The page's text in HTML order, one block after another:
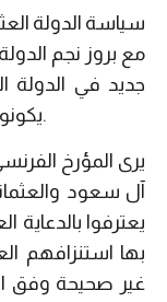
سياسة الدولة
مع بروز نجم
جديد في الدولة
يكونون أكثر إلحاحًا في غزو أراضي السعوديين.
يرى المؤرخ
آل سعود
يعترفوا بالدعاية
بها استنزافهم
غير صحيحة وفق